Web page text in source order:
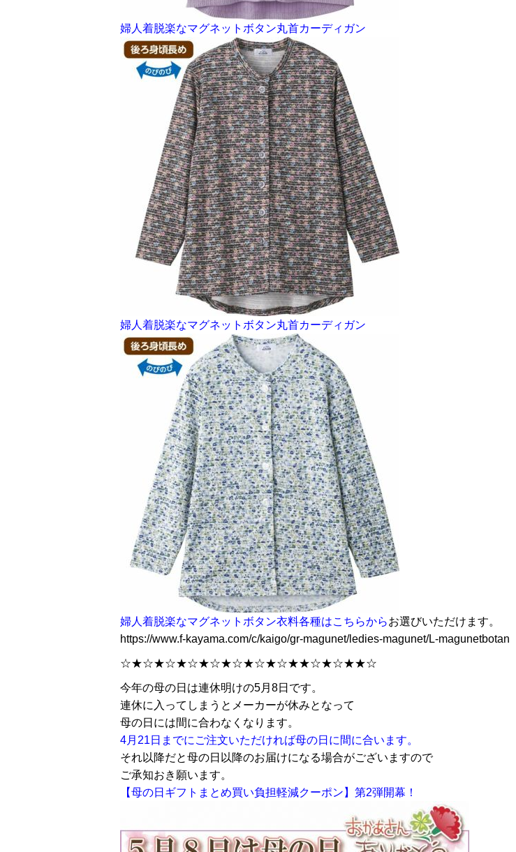
婦人着脱楽なマグネットボタン丸首カーディガン
婦人着脱楽なマグネットボタン丸首カーディガン
婦人着脱楽なマグネットボタン衣料各種はこちらからお選びいただけます。
https://www.f-kayama.com/c/kaigo/gr-magunet/ledies-magunet/L-magunetbotan
☆★☆★☆★☆★☆★☆★☆★☆★★☆★☆★★☆
今年の母の日は連休明けの5月8日です。
連休に入ってしまうとメーカーが休みとなって
母の日には間に合わなくなります。
4月21日までにご注文いただければ母の日に間に合います。
それ以降だと母の日以降のお届けになる場合がございますので
ご承知おき願います。
【母の日ギフトまとめ買い負担軽減クーポン】第2弾開幕！